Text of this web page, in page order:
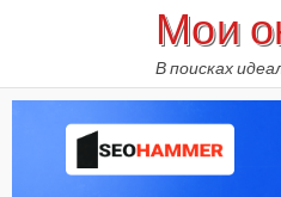
Мои
В поисках